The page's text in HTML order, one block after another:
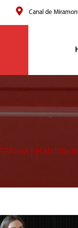
Canal de